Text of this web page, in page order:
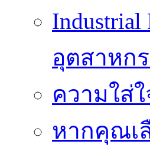
อุตสาหก
ความใส่
หากคุณเ